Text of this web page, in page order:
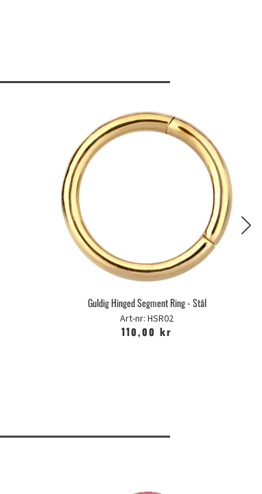
Guldig Hinged Segment Ring - Stål
Art-nr: HSR02
110,00 kr